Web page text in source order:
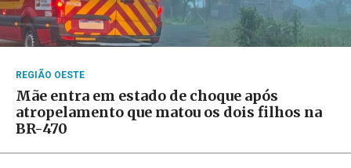
REGIÃO OESTE
Mãe entra em estado de choque após
atropelamento que matou os dois filhos na
BR-470